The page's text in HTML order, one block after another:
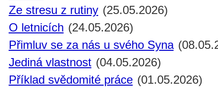
Ze stresu z rutiny (25.05.2026)
O letnicích (24.05.2026)
Přimluv se za nás u svého Syna
Jediná vlastnost (04.05.2026)
Příklad svědomité práce (01.05.2026)